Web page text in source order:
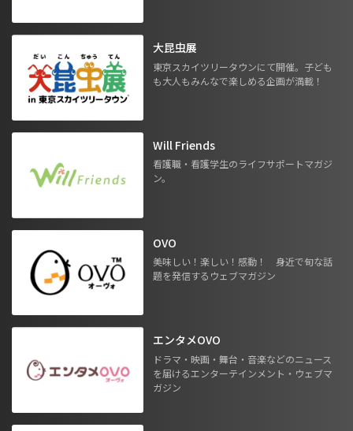
大昆虫展
東京スカイツリータウンにて開催。子ども
も大人もみんなで楽しめる企画が満載！
Will Friends
看護職・看護学生のライフサポートマガジ
ン。
OVO
美味しい！楽しい！感動！ 身近で旬な話
題を発信するウェブマガジン
エンタメOVO
ドラマ・映画・舞台・音楽などのニュース
を届けるエンターテインメント・ウェブマ
ガジン